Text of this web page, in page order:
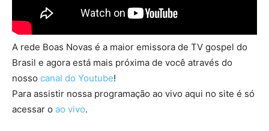
A rede Boas Novas é a maior emissora de TV gospel do
Brasil e agora está mais próxima de você através do
nosso canal do Youtube!
Para assistir nossa programação ao vivo aqui no site é só
acessar o ao vivo.